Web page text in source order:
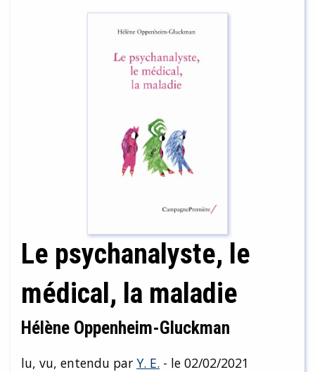
Le psychanalyste, le
médical, la maladie
Hélène Oppenheim-Gluckman
lu, vu, entendu par Y. E. - le 02/02/2021